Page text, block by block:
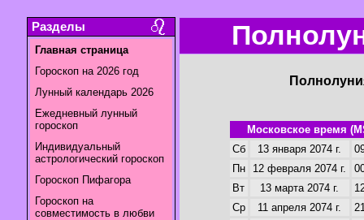
Разделы
Главная страница
Гороскоп на 2026 год
Лунный календарь 2026
Ежедневный лунный
гороскоп
Индивидуальный
астрологический гороскоп
Гороскоп Пифагора
Гороскоп на
совместимость в любви
Московское время
Сб
13 января 2074 г.
Пн
12 февраля 2074 г.
Вт
13 марта 2074 г.
Ср
11 апреля 2074 г.